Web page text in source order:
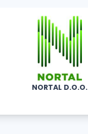
NORTAL D.O.O.